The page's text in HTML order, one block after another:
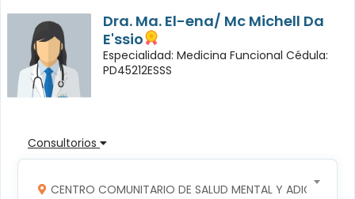
Dra. Ma. El-ena/ Mc Michell Da
E'ssio
Especialidad: Medicina Funcional Cédula:
PD45212ESSS
Consultorios
CENTRO COMUNITARIO DE SALUD MENTAL Y ADICCIONES